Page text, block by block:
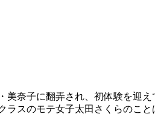
美奈子に翻弄され、初体験を
ラスのモテ女子太田さくらのこ